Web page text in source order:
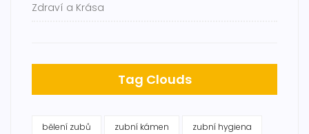
Zdraví a Krása
Tag Clouds
bělení zubů zubní kámen zubní hygiena